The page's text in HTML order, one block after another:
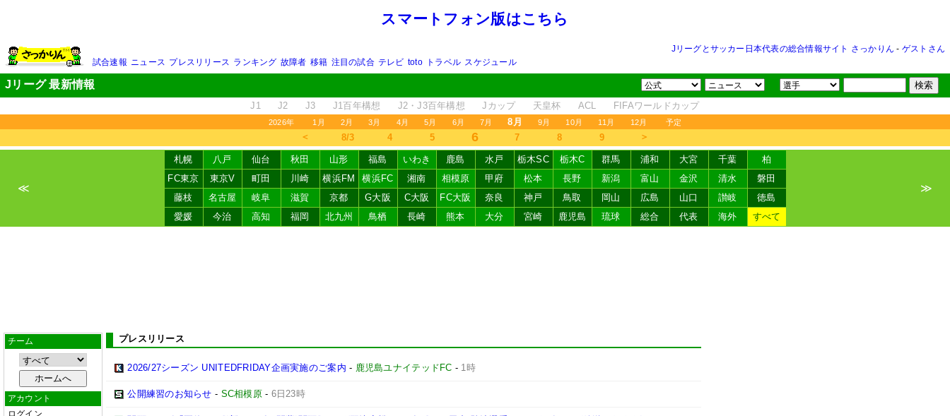
スマートフォン版はこちら
Jリーグとサッカー日本代表の総合情報サイト さっかりん - ゲストさん
試合速報 ニュース プレスリリース ランキング 故障者 移籍 注目の試合 テレビ toto トラベル スケジュール
Jリーグ 最新情報
J1 J2 J3 J1百年構想 J2・J3百年構想 Jカップ 天皇杯 ACL FIFAワールドカップ
2026年 1月 2月 3月 4月 5月 6月 7月 8月 9月 10月 11月 12月 予定
＜ 8/3 4 5 6 7 8 9 ＞
≪
札幌 八戸 仙台 秋田 山形 福島 いわき 鹿島 水戸 栃木SC 栃木C 群馬 浦和 大宮 千葉
柏
FC東京
東京V 町田 川崎 横浜FM 横浜FC 湘南 相模原 甲府 松本 長野 新潟 富山 金沢 清水
磐田
藤枝
名古屋 岐阜 滋賀 京都 G大阪 C大阪 FC大阪 奈良 神戸 鳥取 岡山 広島 山口 讃岐
徳島
愛媛
今治 高知 福岡 北九州 鳥栖 長崎 熊本 大分 宮崎 鹿児島 琉球 総合 代表 海外 すべて
≫
チーム
アカウント
ログイン
プレスリリース
2026/27シーズン UNITEDFRIDAY企画実施のご案内 - 鹿児島ユナイテッドFC - 1時
公開練習のお知らせ - SC相模原- 6日23時